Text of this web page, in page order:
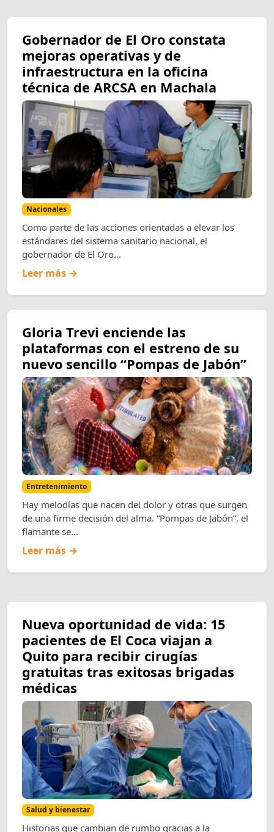
Gobernador de El Oro constata
mejoras operativas y de
infraestructura en la oficina
técnica de ARCSA en Machala
Nacionales
Como parte de las acciones orientadas a elevar los
estándares del sistema sanitario nacional, el
gobernador de El Oro...
Leer más →
Gloria Trevi enciende las
plataformas con el estreno de su
nuevo sencillo “Pompas de Jabón”
Entretenimiento
Hay melodías que nacen del dolor y otras que surgen
de una firme decisión del alma. “Pompas de Jabón”, el
flamante se...
Leer más →
Nueva oportunidad de vida: 15
pacientes de El Coca viajan a
Quito para recibir cirugías
gratuitas tras exitosas brigadas
médicas
Salud y bienestar
Historias que cambian de rumbo gracias a la